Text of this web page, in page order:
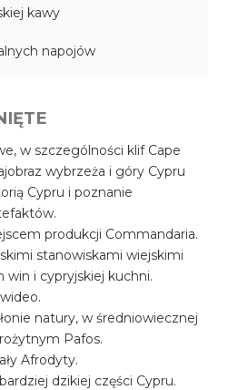
kawy
napojów
w szczególności klif Cape
wybrzeża i góry Cypru
Cypru i poznanie
produkcji Commandaria.
stanowiskami wiejskimi
win i cypryjskiej kuchni.
natury, w średniowiecznej
Pafos.
Afrodyty.
dzikiej części Cypru.